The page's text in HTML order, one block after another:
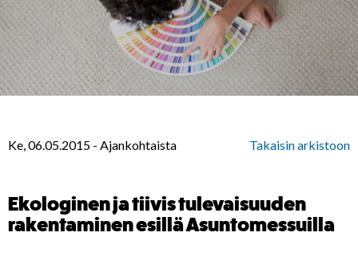
Ke, 06.05.2015 - Ajankohtaista Takaisin arkistoon
Ekologinen ja tiivis tulevaisuuden
rakentaminen esillä Asuntomessuilla